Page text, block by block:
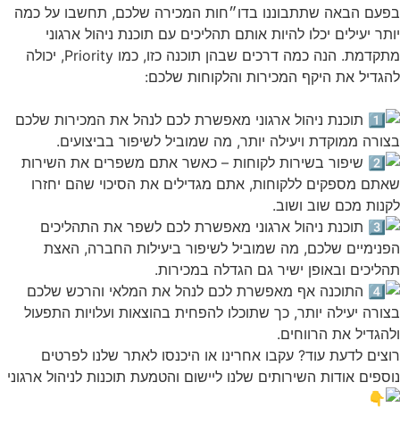
בפעם הבאה שתתבוננו בדו״חות המכירה שלכם, תחשבו על כמה
יותר יעילים יכלו להיות אותם תהליכים עם תוכנת ניהול ארגוני
מתקדמת. הנה כמה דרכים שבהן תוכנה כזו, כמו Priority, יכולה
להגדיל את היקף המכירות והלקוחות שלכם:
תוכנת ניהול ארגוני מאפשרת לכם לנהל את המכירות שלכם
בצורה ממוקדת ויעילה יותר, מה שמוביל לשיפור בביצועים.
שיפור בשירות לקוחות – כאשר אתם משפרים את השירות
שאתם מספקים ללקוחות, אתם מגדילים את הסיכוי שהם יחזרו
לקנות מכם שוב ושוב.
תוכנת ניהול ארגוני מאפשרת לכם לשפר את התהליכים
הפנימיים שלכם, מה שמוביל לשיפור ביעילות החברה, האצת
תהליכים ובאופן ישיר גם הגדלה במכירות.
התוכנה אף מאפשרת לכם לנהל את המלאי והרכש שלכם
בצורה יעילה יותר, כך שתוכלו להפחית בהוצאות ועלויות התפעול
ולהגדיל את הרווחים.
רוצים לדעת עוד? עקבו אחרינו או היכנסו לאתר שלנו לפרטים
נוספים אודות השירותים שלנו ליישום והטמעת תוכנות לניהול ארגוני